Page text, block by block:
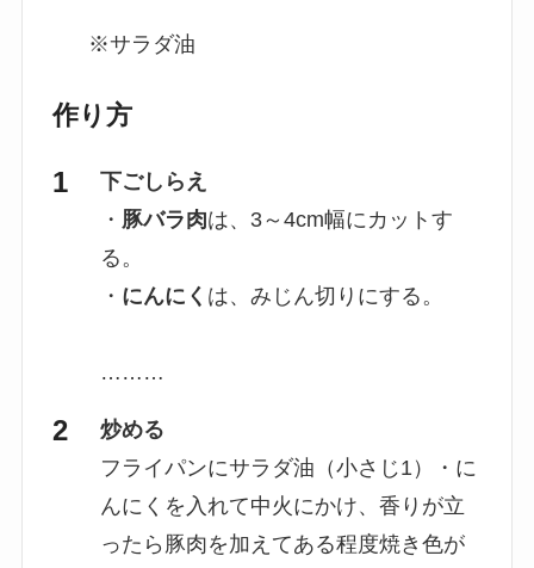
※サラダ油
作り方
下ごしらえ
・ 豚バラ肉は、3～4cm幅にカットす
る。
・ にんにく は、みじん切りにする。
………
炒める
フライパンにサラダ油（小さじ1）・に
んにくを入れて中火にかけ、香りが立
ったら豚肉を加えてある程度焼き色が